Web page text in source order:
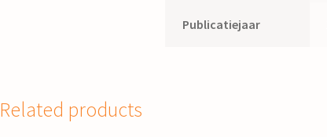
Publicatiejaar
Related products